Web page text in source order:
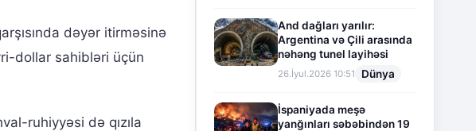
dəyər itirməsinə
dollar sahibləri üçün
ruhiyyəsi də qızıla
And dağları yarılır:
Argentina və Çili arasında
nəhəng tunel layihəsi
26.İyul.2026 10:51 Dünya
İspaniyada meşə
yanğınları səbəbindən 19